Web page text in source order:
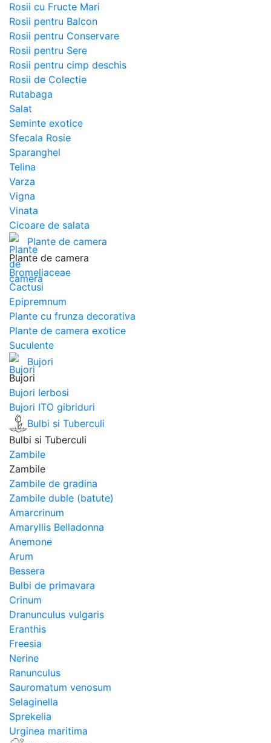
Rosii cu Fructe Mari
Rosii pentru Balcon
Rosii pentru Conservare
Rosii pentru Sere
Rosii pentru cimp deschis
Rosii de Colectie
Rutabaga
Salat
Seminte exotice
Sfecala Rosie
Sparanghel
Telina
Varza
Vigna
Vinata
Сicoare de salata
Plante de camera
Plante de camera
Bromeliaceae
Cactusi
Epipremnum
Plante cu frunza decorativa
Plante de camera exotice
Suculente
Bujori
Bujori
Bujori Ierbosi
Bujori ITO gibriduri
Bulbi si Tuberculi
Bulbi si Tuberculi
Zambile
Zambile
Zambile de gradina
Zambile duble (batute)
Amarcrinum
Amaryllis Belladonna
Anemone
Arum
Bessera
Bulbi de primavara
Crinum
Dranunculus vulgaris
Eranthis
Freesiа
Nerine
Ranunculus
Sauromatum venosum
Selaginella
Sprekelia
Urginea maritima